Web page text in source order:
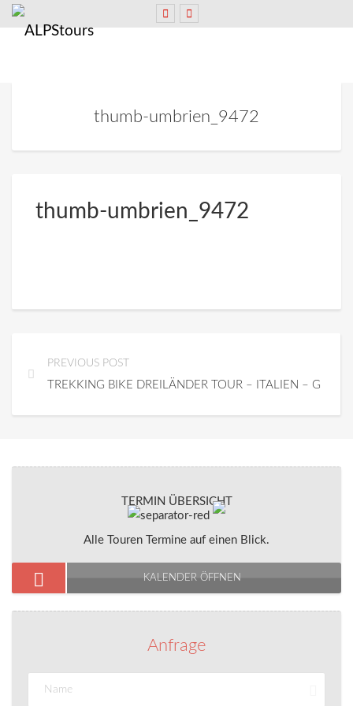
thumb-umbrien_9472
thumb-umbrien_9472
PREVIOUS POST
TREKKING BIKE DREILÄNDER TOUR – ITALIEN – GPS
TERMIN ÜBERSICHT
Alle Touren Termine auf einen Blick.
KALENDER ÖFFNEN
Anfrage